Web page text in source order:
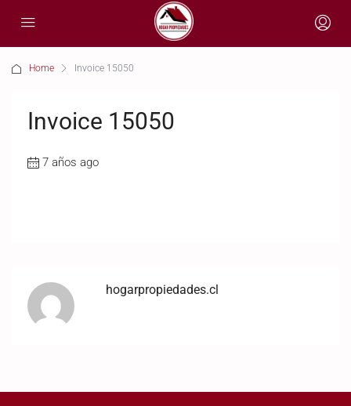
Home Invoice 15050
Invoice 15050
7 años ago
hogarpropiedades.cl